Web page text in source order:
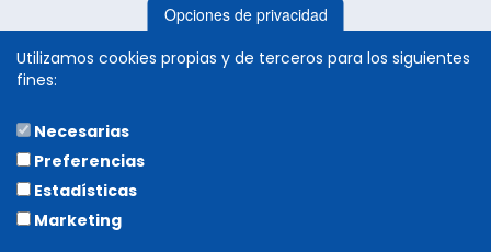
Opciones de privacidad
Utilizamos cookies propias y de terceros para los siguientes
fines:
Necesarias
Preferencias
Estadísticas
Marketing